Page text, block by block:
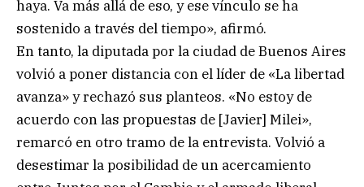
haya. Va más allá de eso, y ese vínculo se ha
sostenido a través del tiempo», afirmó.
En tanto, la diputada por la ciudad de Buenos Aires
volvió a poner distancia con el líder de «La libertad
avanza» y rechazó sus planteos. «No estoy de
acuerdo con las propuestas de [Javier] Milei»,
remarcó en otro tramo de la entrevista. Volvió a
desestimar la posibilidad de un acercamiento